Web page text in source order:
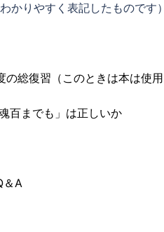
りやすく表記したものです）
総復習（このときは本は使用
百までも」は正しいか
＆A